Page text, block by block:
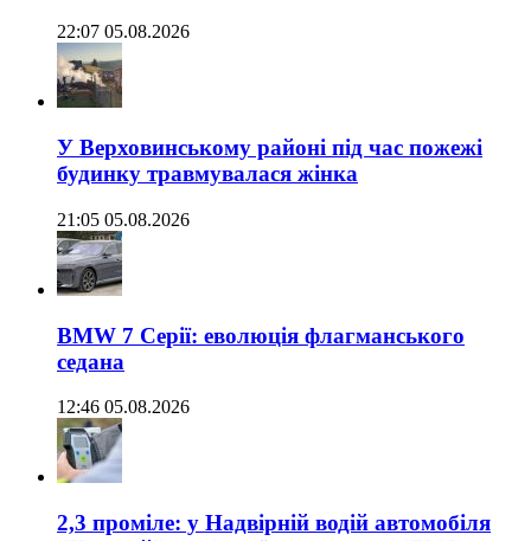
22:07 05.08.2026
У Верховинському районі під час пожежі
будинку травмувалася жінка
21:05 05.08.2026
BMW 7 Серії: еволюція флагманського
седана
12:46 05.08.2026
2,3 проміле: у Надвірній водій автомобіля